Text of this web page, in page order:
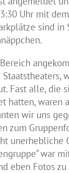
Uhr mit
sind in
Fast alle, die
hatten, waren
wir uns
zum
unerhebliche
war
eben Fotos zu